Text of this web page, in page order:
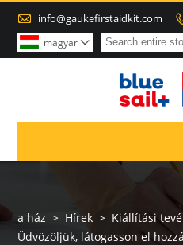
 info@gaukefirstaidkit.com
magyar 
a ház > Hírek > Kiállítási
Üdvözöljük, látogasson el